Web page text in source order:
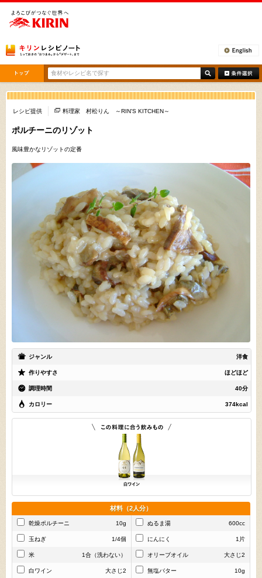
レシピ提供 料理家 村松りん ～RIN'S KITCHEN～
ポルチーニのリゾット
風味豊かなリゾットの定番
ジャンル 洋食
作りやすさ ほどほど
調理時間 40分
カロリー 374kcal
材料（2人分）
乾燥ポルチーニ 10g ぬるま湯 600cc
玉ねぎ 1/4個 にんにく 1片
米 1合（洗わない） オリーブオイル 大さじ2
白ワイン 大さじ2 無塩バター 10g